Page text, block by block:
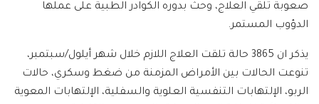
صعوبة تلقي العلاج، وحث بدوره الكوادر الطبية على عملها
الدؤوب المستمر.
يذكر ان 3865 حالة تلقت العلاج اللازم خلال شهر أيلول/سبتمبر،
تنوعت الحالات بين الأمراض المزمنة من ضغط وسكري، حالات
الربو، الإلتهابات التنفسية العلوية والسفلية، الإلتهابات المعوية